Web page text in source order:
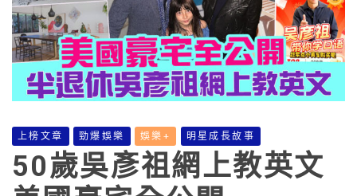
上榜文章 勁爆娛樂 娛樂+ 明星成長故事
50歲吳彥祖網上教英文